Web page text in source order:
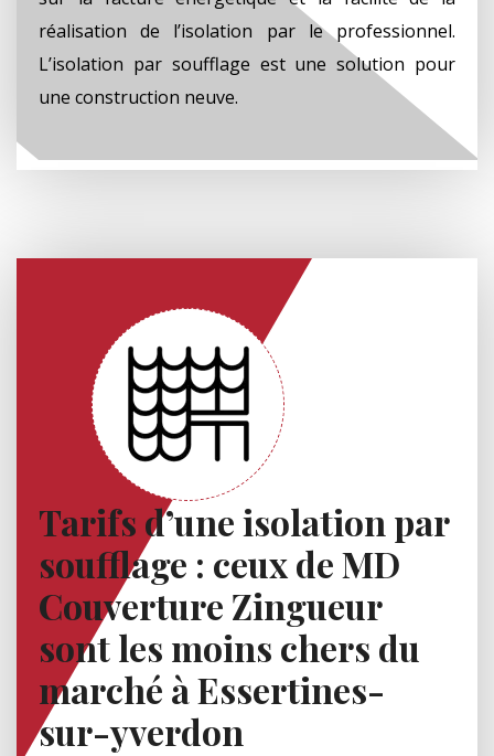
réalisation de l’isolation par le professionnel.
L’isolation par soufflage est une solution pour
une construction neuve.
Tarifs d’une isolation par
soufflage : ceux de MD
Couverture Zingueur
sont les moins chers du
marché à Essertines-
sur-yverdon